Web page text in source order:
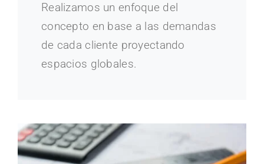
Realizamos un enfoque del
concepto en base a las demandas
de cada cliente proyectando
espacios globales.